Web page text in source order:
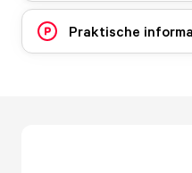
Praktische